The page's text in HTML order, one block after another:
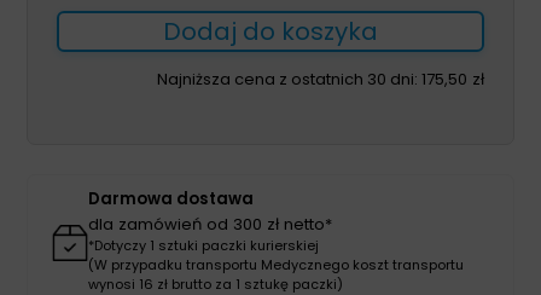
One
5
L
Dodaj do koszyka
Najniższa cena z ostatnich 30 dni: 175,50 zł
Darmowa dostawa
dla zamówień od 300 zł netto*
*Dotyczy 1 sztuki paczki kurierskiej
(W przypadku transportu Medycznego koszt transportu
wynosi 16 zł brutto za 1 sztukę paczki)